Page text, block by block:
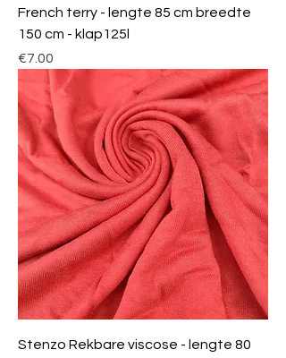
French terry - lengte 85 cm breedte
150 cm - klap125l
Price
€7.00
Stenzo Rekbare viscose - lengte 80